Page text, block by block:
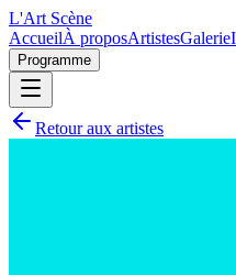
L'Art Scène
AccueilÀ proposArtistesGalerie
Programme
Retour aux artistes